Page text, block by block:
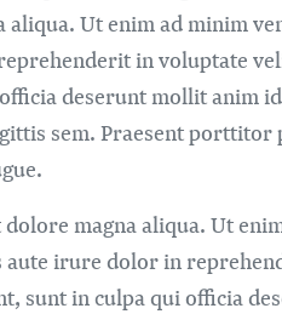
Ut enim ad minim
in voluptate
deserunt mollit anim
sem. Praesent
magna aliqua. Ut
aute irure dolor in
sunt in culpa qui officia